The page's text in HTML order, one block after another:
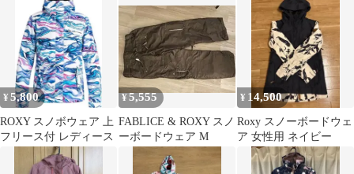
ア
¥5,800
ROXY スノボウェア 上
フリース付 レディース
¥5,555
FABLICE & ROXY スノ
ーボードウェア M
¥ 14,500
Roxy スノーボードウェ
ア 女性用 ネイビー